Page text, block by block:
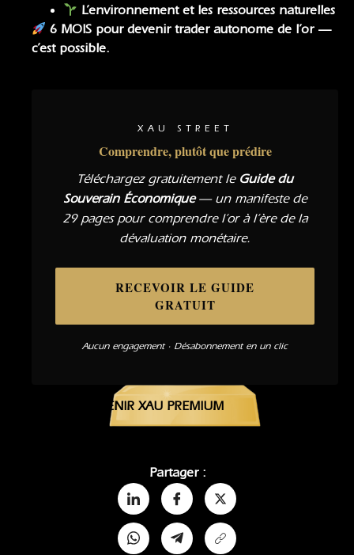
L’environnement et les ressources naturelles
6 MOIS pour devenir trader autonome de l’or —
c’est possible.
XAU STREET
Comprendre, plutôt que prédire
Téléchargez gratuitement le Guide du
Souverain Économique— un manifeste de
29 pages pour comprendre l’or à l’ère de la
dévaluation monétaire.
RECEVOIR LE GUIDE
GRATUIT
Aucun engagement · Désabonnement en un clic
DEVENIR XAU PREMIUM
Partager :